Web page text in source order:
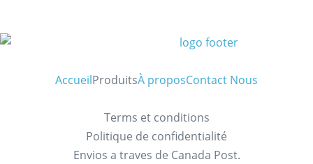
AccueilProduitsÀ proposContact Nous
Terms et conditions
Politique de confidentialité
Envios a traves de Canada Post.